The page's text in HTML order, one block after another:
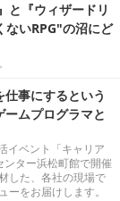
と『ウィザードリ
ないRPG"の沼にど
仕事にするという
ムプログラマと
イベント「キャリア
ター浜松町館で開催
した、各社の現場で
をお届けします。